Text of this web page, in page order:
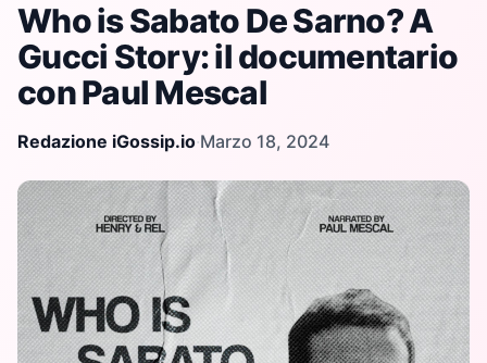
Who is Sabato De Sarno? A
Gucci Story: il documentario
con Paul Mescal
Redazione iGossip.io·Marzo 18, 2024